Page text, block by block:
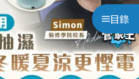
目錄